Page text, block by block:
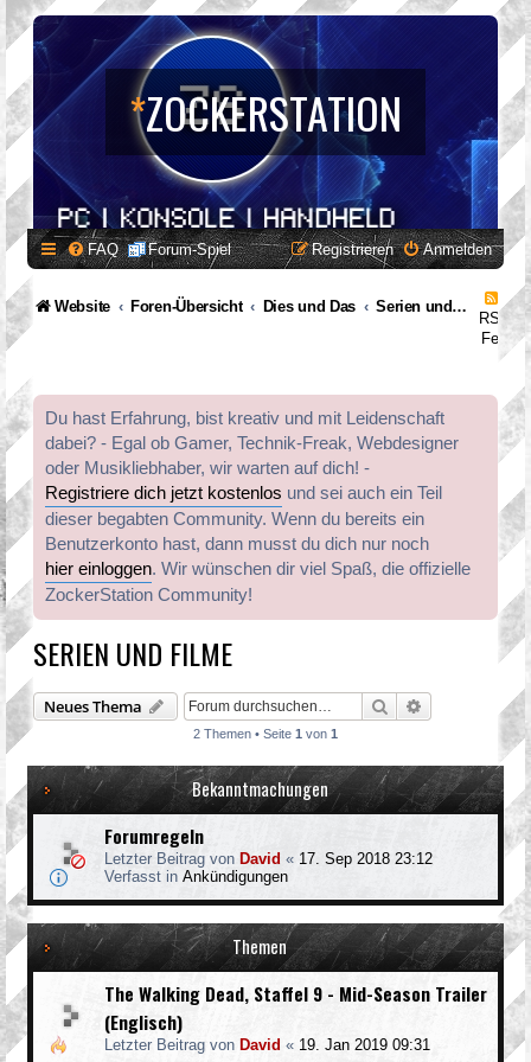
*ZOCKERSTATION
FAQ Forum-Spiel Anmelden
Registrieren
Website Foren-Übersicht Dies und Das Serien und Filme
RSS-
Feed
Du hast Erfahrung, bist kreativ und mit Leidenschaft
dabei? - Egal ob Gamer, Technik-Freak, Webdesigner
oder Musikliebhaber, wir warten auf dich! -
Registriere dich jetzt kostenlos und sei auch ein Teil
dieser begabten Community. Wenn du bereits ein
Benutzerkonto hast, dann musst du dich nur noch
hier einloggen. Wir wünschen dir viel Spaß, die offizielle
ZockerStation Community!
SERIEN UND FILME
Neues Thema Suche Erweiterte
2 Themen • Seite 1 von 1
Bekanntmachungen
Forumregeln
Letzter Beitrag von David « 17. Sep 2018 23:12
Verfasst in Ankündigungen
Themen
The Walking Dead, Staffel 9 - Mid-Season Trailer
(Englisch)
Letzter Beitrag von David « 19. Jan 2019 09:31